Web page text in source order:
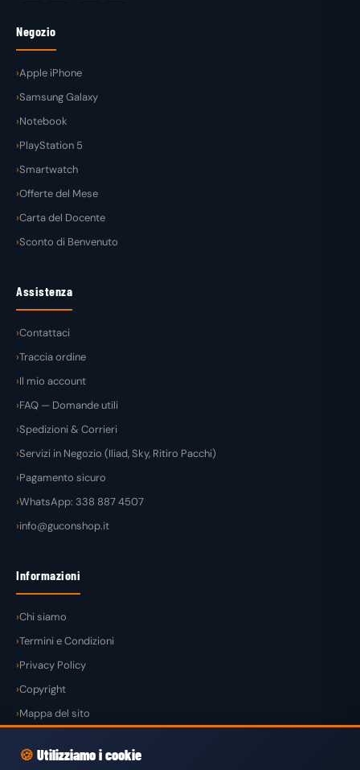
Negozio
Apple iPhone
Samsung Galaxy
Notebook
PlayStation 5
Smartwatch
Offerte del Mese
Carta del Docente
Sconto di Benvenuto
Assistenza
Contattaci
Traccia ordine
Il mio account
FAQ — Domande utili
Spedizioni & Corrieri
Servizi in Negozio (Iliad, Sky, Ritiro Pacchi)
Pagamento sicuro
WhatsApp: 338 887 4507
info@guconshop.it
Informazioni
Chi siamo
Termini e Condizioni
Privacy Policy
Copyright
Mappa del sito
🍪 Utilizziamo i cookie